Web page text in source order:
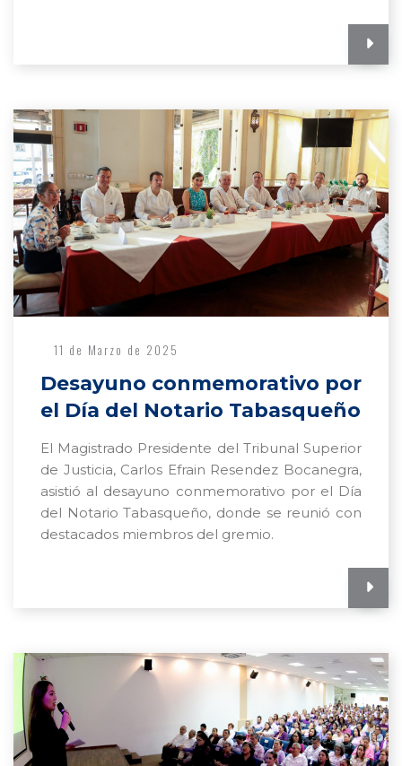
11 de Marzo de 2025
Desayuno conmemorativo por
el Día del Notario Tabasqueño
El Magistrado Presidente del Tribunal Superior
de Justicia, Carlos Efrain Resendez Bocanegra,
asistió al desayuno conmemorativo por el Día
del Notario Tabasqueño, donde se reunió con
destacados miembros del gremio.